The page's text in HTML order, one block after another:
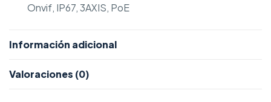
Onvif, IP67, 3AXIS, PoE
Información adicional
Valoraciones (0)